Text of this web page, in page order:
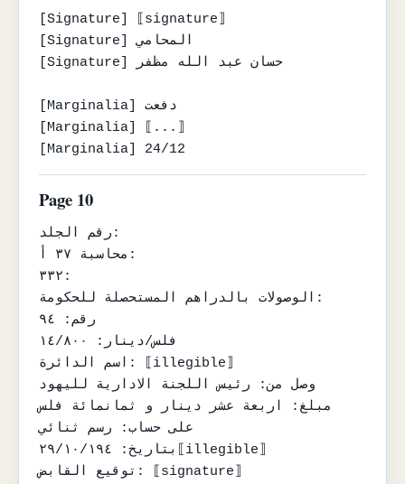
[Signature] ⟦signature⟧
[Signature] المحامي
[Signature] حسان عبد الله مظفر
[Marginalia] دفعت
[Marginalia] ⟦...⟧
[Marginalia] 24/12
Page 10
رقم الجلد:
محاسبة ٣٧ أ:
٣٣٢:
الوصولات بالدراهم المستحصلة للحكومة:
رقم: ٩٤
فلس/دينار: ١٤/٨٠٠
اسم الدائرة: ⟦illegible⟧
وصل من: رئيس اللجنة الادارية لليهود
مبلغ: اربعة عشر دينار و ثمانمائة فلس
على حساب: رسم ثنائي
بتاريخ: ٢٩/١٠/١٩٤⟦illegible⟧
توقيع القابض: ⟦signature⟧